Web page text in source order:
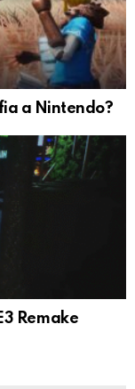
a Nintendo?
Remake